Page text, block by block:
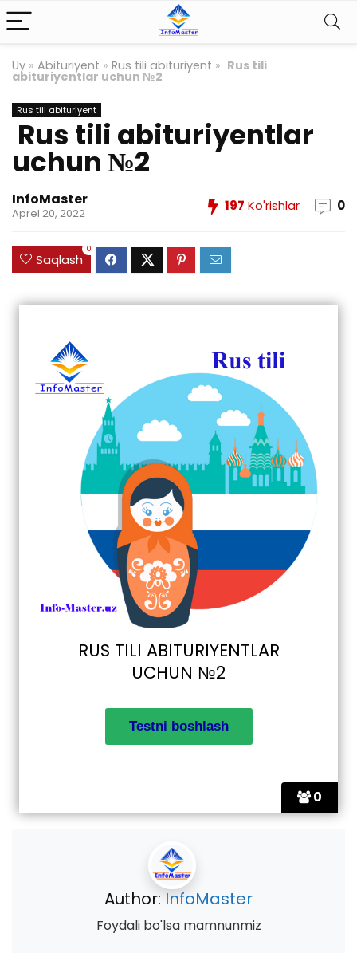
Uy » Abituriyent » Rus tili abituriyent » Rus tili
abituriyentlar uchun №2
Rus tili abituriyent
Rus tili abituriyentlar
uchun №2
InfoMaster
Aprel 20, 2022 197 Ko'rishlar 0
Saqlash
0
0
RUS TILI ABITURIYENTLAR
UCHUN №2
Author: InfoMaster
Foydali bo'lsa mamnunmiz